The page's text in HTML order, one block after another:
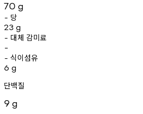
70 g
- 당
23 g
- 대체 감미료
-
- 식이섬유
6 g
단백질
9 g